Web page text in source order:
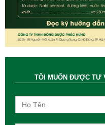
TÔI MUỐN ĐƯỢC TƯ